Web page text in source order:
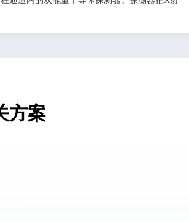
方案